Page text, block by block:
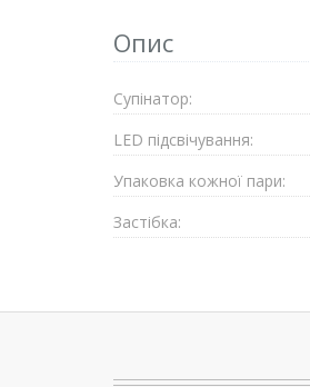
Опис
Супiнатор:
LED підсвічування:
Упаковка кожної пари:
Застібка: